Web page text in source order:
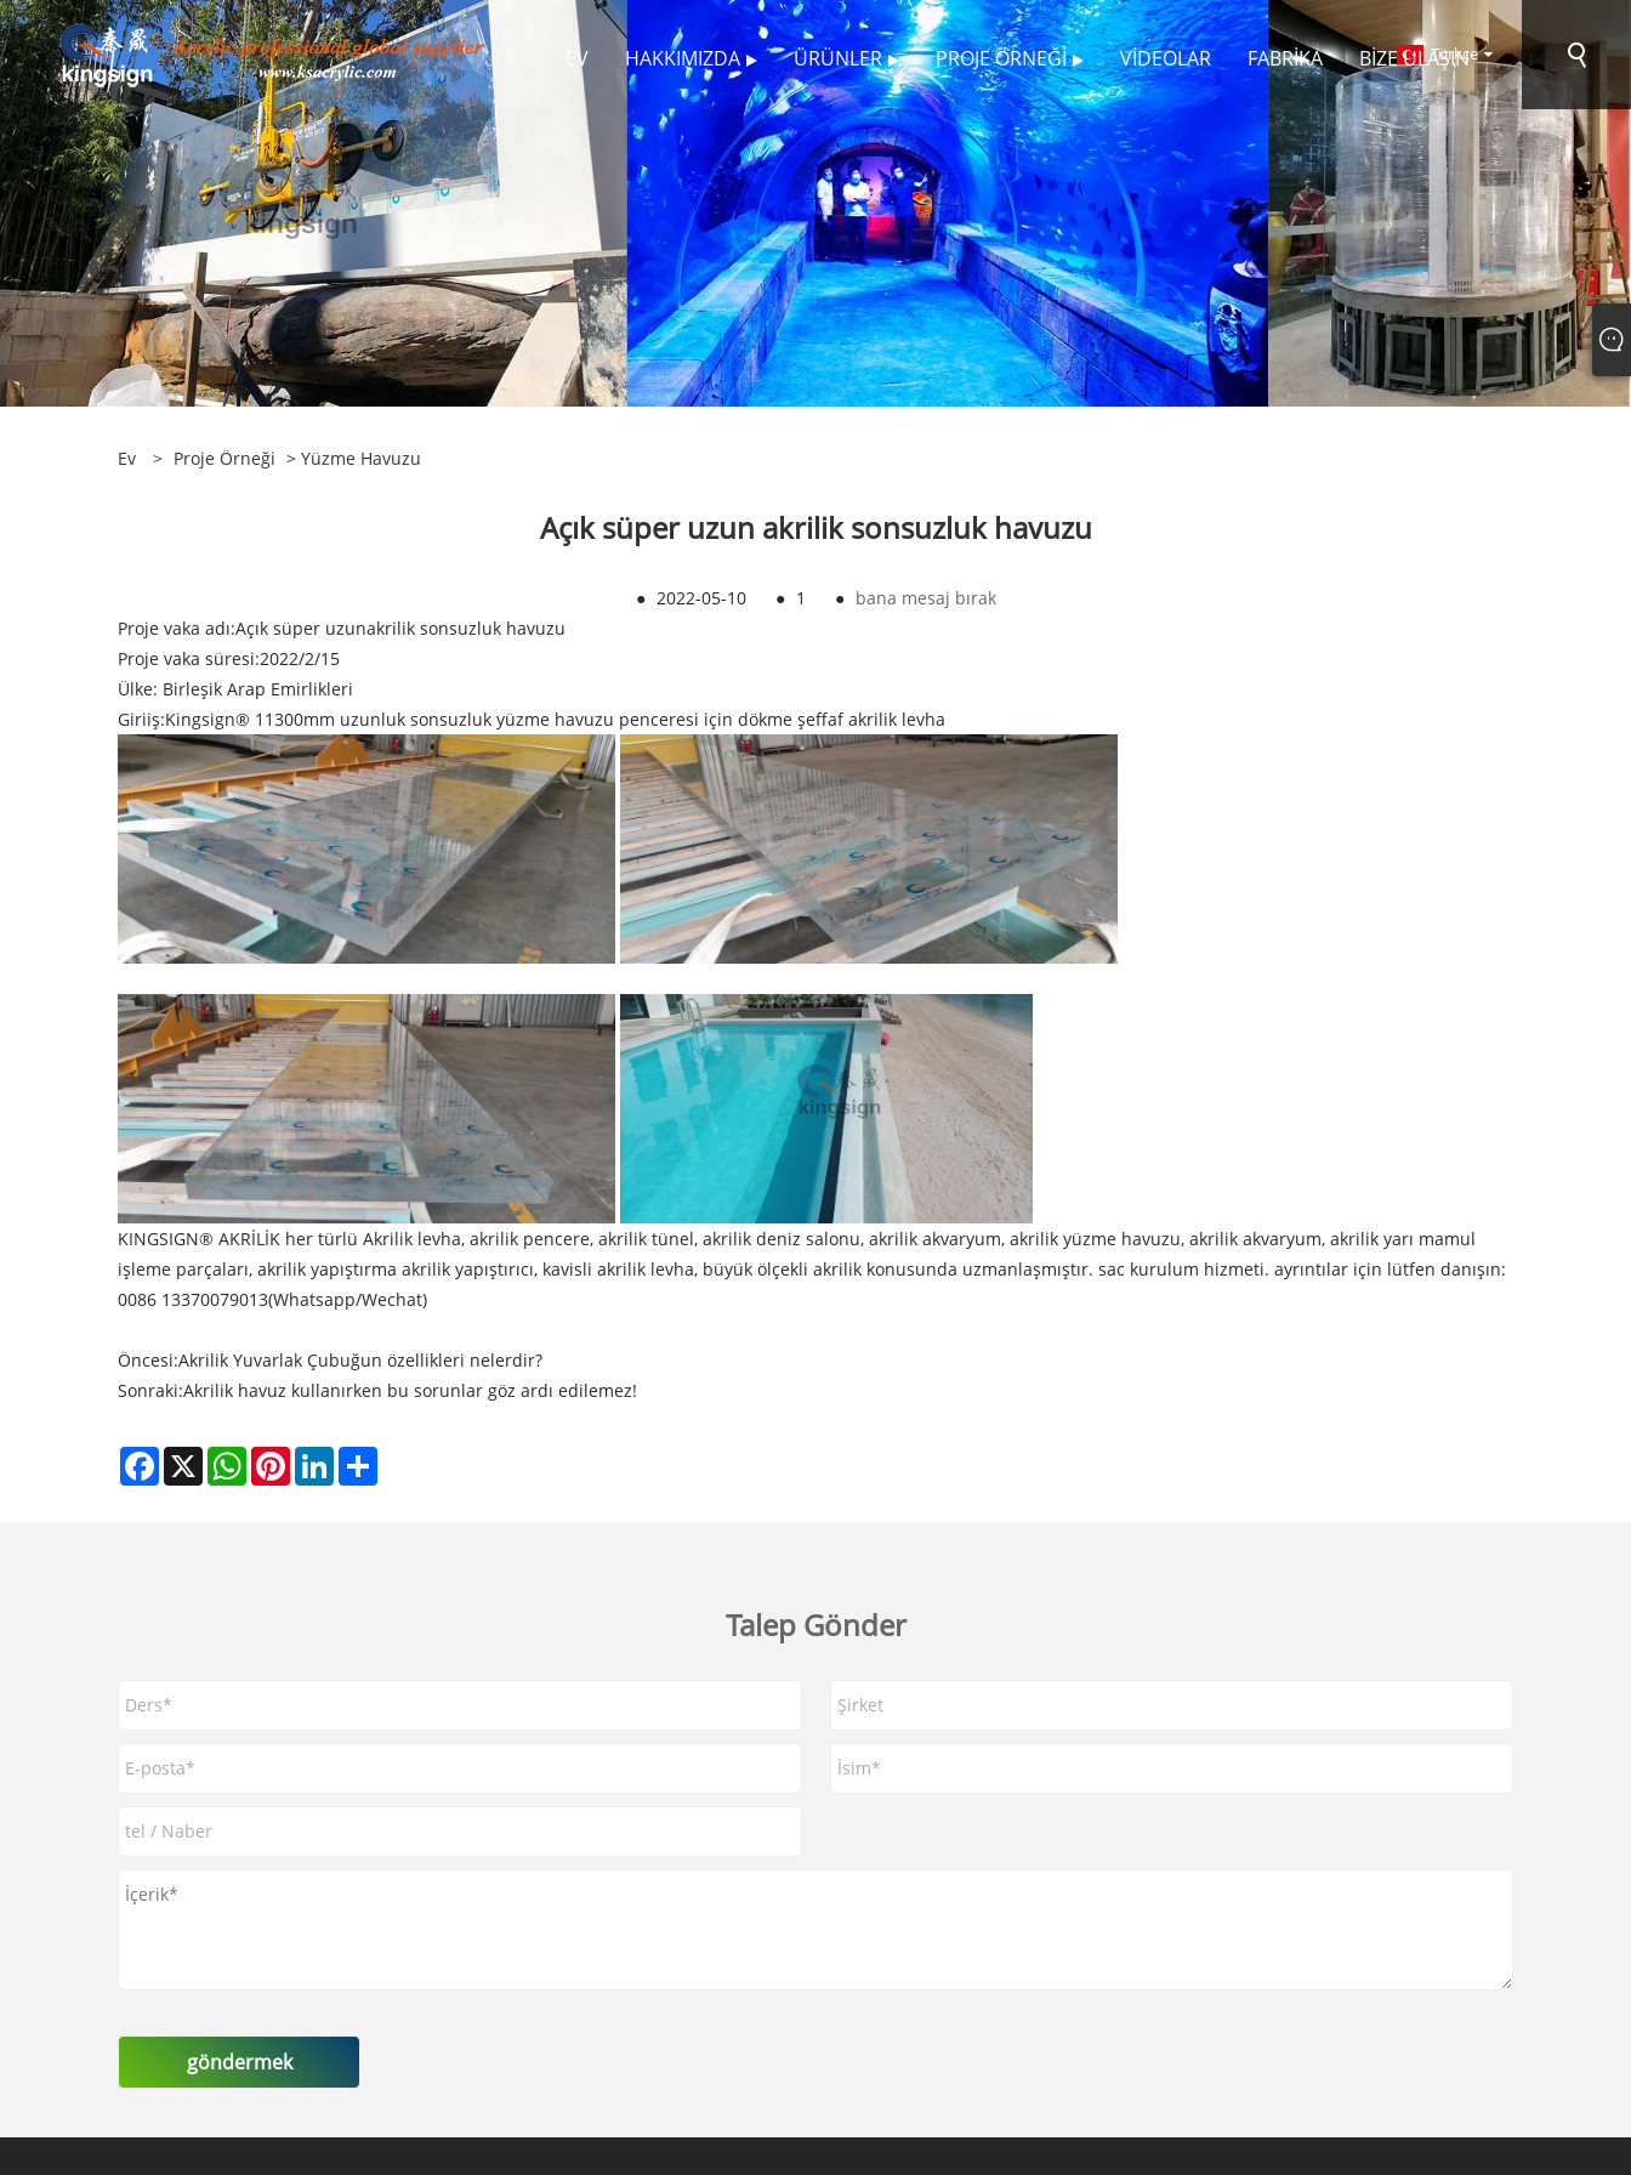
EV HAKKIMIZDA ÜRÜNLER PROJE ÖRNEĞI VIDEOLAR FABRIKA BIZE ULAŞIN
Türkçe
Ev > Proje Örneği > Yüzme Havuzu
Açık süper uzun akrilik sonsuzluk havuzu
● 2022-05-10 ● 1 ● bana mesaj bırak
Proje vaka adı:Açık süper uzunakrilik sonsuzluk havuzu
Proje vaka süresi:2022/2/15
Ülke: Birleşik Arap Emirlikleri
Giriiş:Kingsign® 11300mm uzunluk sonsuzluk yüzme havuzu penceresi için dökme şeffaf akrilik levha
KINGSIGN® AKRİLİK her türlü Akrilik levha, akrilik pencere, akrilik tünel, akrilik deniz salonu, akrilik akvaryum, akrilik yüzme havuzu, akrilik akvaryum, akrilik yarı mamul
işleme parçaları, akrilik yapıştırma akrilik yapıştırıcı, kavisli akrilik levha, büyük ölçekli akrilik konusunda uzmanlaşmıştır. sac kurulum hizmeti. ayrıntılar için lütfen danışın:
0086 13370079013(Whatsapp/Wechat)
Öncesi:Akrilik Yuvarlak Çubuğun özellikleri nelerdir?
Sonraki:Akrilik havuz kullanırken bu sorunlar göz ardı edilemez!
Facebook
X WhatsAppPinterestLinkedIn
Talep Gönder
göndermek